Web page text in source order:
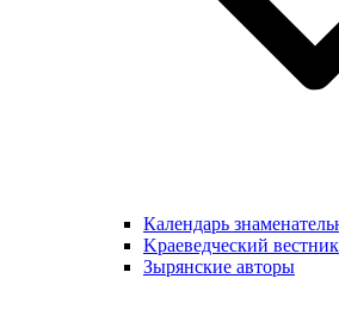
Календарь
Kраеведческий вестник
Зырянские авторы